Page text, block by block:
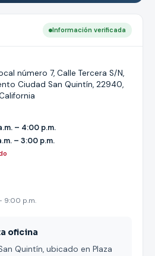
Información verificada
número 7, Calle Tercera S/N,
Ciudad San Quintín, 22940,
– 4:00 p.m.
– 3:00 p.m.
9:00 p.m.
oficina
Quintín, ubicado en Plaza